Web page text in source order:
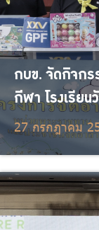
กบข. จัดกิจก
กีฬา โรงเรียน
27 กรกฎาคม